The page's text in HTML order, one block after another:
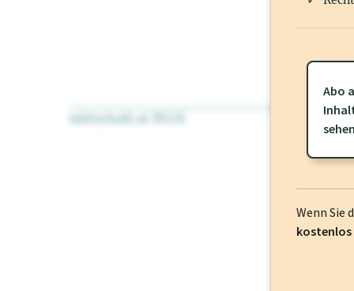
wirtschaft.at PLUS Für dieses
frei oder
Abo
sehen
Wenn Sie
kostenlos